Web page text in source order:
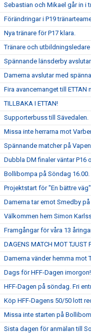
Sebastian och Mikael går in i
Förändringar i P19
Nya tränare för P17 klara.
Tränare och
Spännande länsderby
Damerna avslutar med
Fira avancemanget till ETTAN
TILLBAKA I ETTAN!
Supporterbuss till Sävedalen.
Missa inte herrarna mot
Spännande matcher på
Dubbla DM finaler väntar P16
Bollibompa på Söndag 16.00.
Projektstart för "En bättre
Damerna tar emot Smedby
Välkommen hem Simon
Framgångar för våra 13
DAGENS MATCH MOT TJUST
Damerna vänder hemma mot
Dags för HFF-Dagen imorgon!
HFF-Dagen på söndag. Fri
Köp HFF-Dagens 50/50 lott
Missa inte starten på
Sista dagen för anmälan till